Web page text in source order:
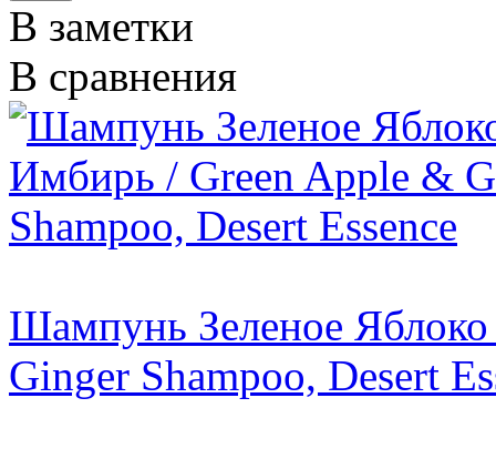
В заметки
В сравнения
Шампунь Зеленое
Ginger Shampoo, Desert